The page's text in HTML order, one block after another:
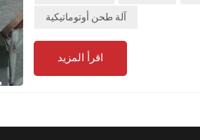
اليدوية، فهي توفر:كفاءة أعلى:عمل
الساعة طوال أيام الأسبوع بدون أي
الاختلافات الناجمة عن تعب
موحدة.السلامة والاستدامة:يقلل من
والضوضاء، ويلبي معايير السلامة
التصنيع الذكي.
آلة طحن أوتوماتيكية
اقرأ المزيد